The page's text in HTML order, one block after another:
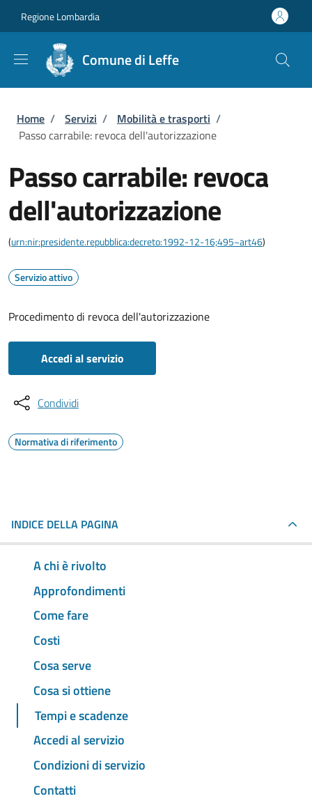
Regione Lombardia
Comune di Leffe
Briciole di pane
Home / Servizi / Mobilità e trasporti /
Passo carrabile: revoca dell'autorizzazione
Passo carrabile: revoca
dell'autorizzazione
(urn:nir:presidente.repubblica:decreto:1992-12-16;495~art46)
Servizio attivo
Procedimento di revoca dell'autorizzazione
Accedi al servizio
Condividi
Normativa di riferimento
INDICE DELLA PAGINA
A chi è rivolto
Approfondimenti
Come fare
Costi
Cosa serve
Cosa si ottiene
Tempi e scadenze
Accedi al servizio
Condizioni di servizio
Contatti